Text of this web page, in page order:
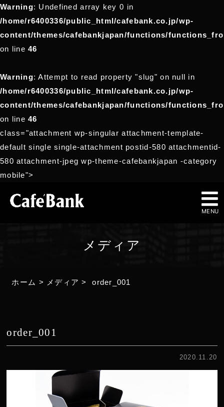
Warning: Undefined array key 0 in
/home/r6400336/public_html/cafebank.co.jp/wp-
content/themes/cafebankjapan/functions/
on line46
Warning: Attempt to read property "slug" on null in
/home/r6400336/public_html/cafebank.co.jp/wp-
content/themes/cafebankjapan/functions/
on line46
class="attachment wp-singular attachment-template-
default single single-attachment postid-580 attachmentid-
580 attachment-jpeg wp-theme-cafebankjapan -category
mobile">
MENU
メディア
ホーム > メディア >order_001
order_001
2020.11.20